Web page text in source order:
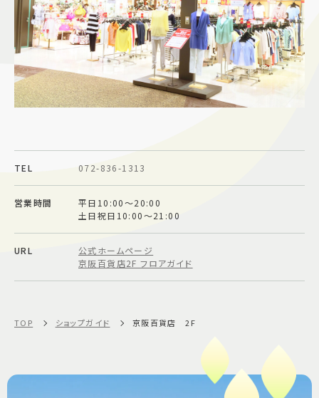
施設案内
アクセス＆駐車場
Follow US
TEL 072-836-1313
営業時間
平日10:00～20:00
土日祝日10:00～21:00
URL
公式ホームページ
京阪百貨店2F フロアガイド
TOP ショップガイド 京阪百貨店 2F